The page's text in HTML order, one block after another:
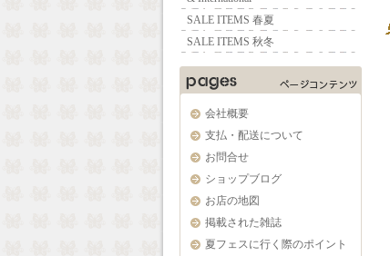
SALE ITEMS 春夏
SALE ITEMS 秋冬
会社概要
支払・配送について
お問合せ
ショップブログ
お店の地図
掲載された雑誌
夏フェスに行く際のポイント